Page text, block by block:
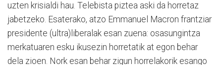
uzten krisialdi hau. Telebista piztea aski da horretaz
jabetzeko. Esaterako, atzo Emmanuel Macron frantziar
presidente (ultra)liberalak esan zuena: osasungintza
merkatuaren esku ikusezin horretatik at egon behar
dela zioen. Nork esan behar zigun horrelakorik esango